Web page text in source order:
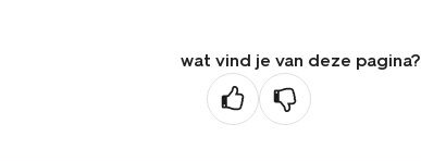
wat vind je van deze pagina?